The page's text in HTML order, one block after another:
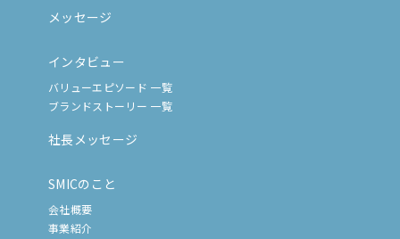
メッセージ
インタビュー
バリューエピソード 一覧
ブランドストーリー 一覧
社長メッセージ
SMICのこと
会社概要
事業紹介